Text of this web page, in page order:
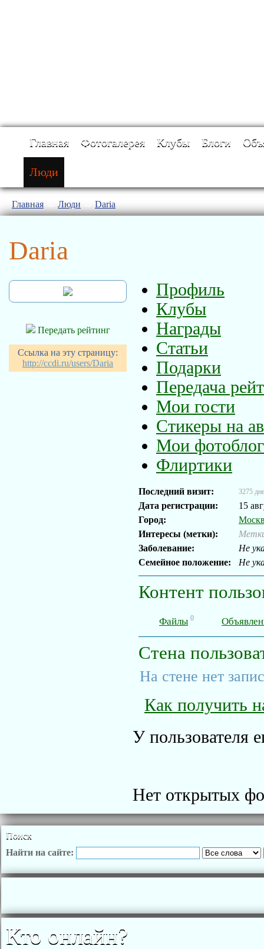
Главная Фотогалерея Клубы Блоги
Люди
Главная Люди Daria
Daria
Передать рейтинг
Ссылка на эту страницу:
http://ccdi.ru/users/Daria
Профиль
Клубы
Награды
Статьи
Подарки
Передача
Мои гости
Стикеры на
Мои
Флиртики
Последний визит: 3275
Дата регистрации:
15
Город:
Интересы (метки):
Заболевание:
Не
Семейное положение:
Не
Контент
Файлы 0
Стена
На стене нет
Как получить
У пользователя
Нет открытых
Поиск
Найти на сайте:
Кто онлайн?